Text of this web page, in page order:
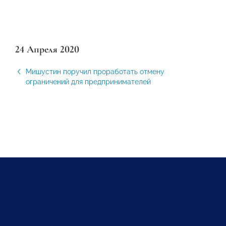
24 Апреля 2020
Мишустин поручил проработать отмену
ограничений для предпринимателей